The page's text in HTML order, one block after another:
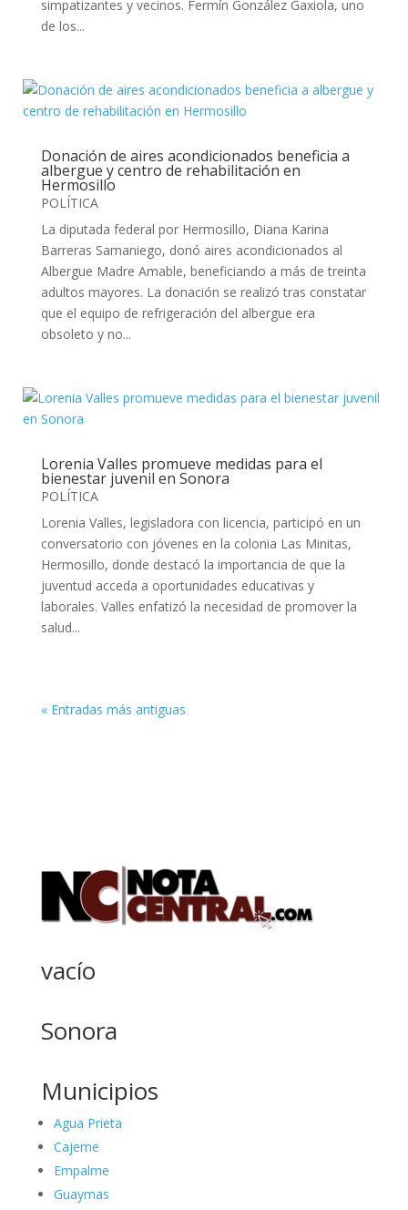
simpatizantes y vecinos. Fermín González Gaxiola, uno
de los...
Donación de aires acondicionados beneficia a
albergue y centro de rehabilitación en
Hermosillo
POLÍTICA
La diputada federal por Hermosillo, Diana Karina
Barreras Samaniego, donó aires acondicionados al
Albergue Madre Amable, beneficiando a más de treinta
adultos mayores. La donación se realizó tras constatar
que el equipo de refrigeración del albergue era
obsoleto y no...
Lorenia Valles promueve medidas para el
bienestar juvenil en Sonora
POLÍTICA
Lorenia Valles, legisladora con licencia, participó en un
conversatorio con jóvenes en la colonia Las Minitas,
Hermosillo, donde destacó la importancia de que la
juventud acceda a oportunidades educativas y
laborales. Valles enfatizó la necesidad de promover la
salud...
« Entradas más antiguas
vacío
Sonora
Municipios
Agua Prieta
Cajeme
Empalme
Guaymas